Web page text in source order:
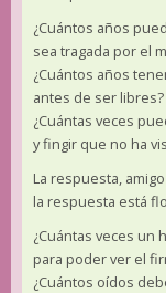
¿Cuántos años
sea tragada por el
¿Cuántos años
antes de ser libres?
¿Cuántas veces
y fingir que no ha
La respuesta,
la respuesta está
¿Cuántas veces un
para poder ver el
¿Cuántos oídos